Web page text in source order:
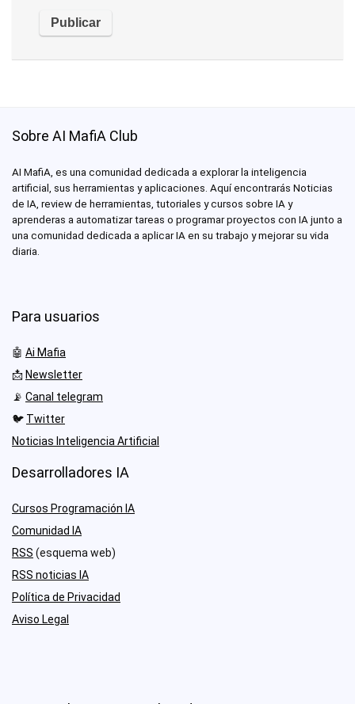
Sobre AI MafiA Club
AI MafiA, es una comunidad dedicada a explorar la inteligencia
artificial, sus herramientas y aplicaciones. Aquí encontrarás Noticias
de IA, review de herramientas, tutoriales y cursos sobre IA y
aprenderas a automatizar tareas o programar proyectos con IA junto a
una comunidad dedicada a aplicar IA en su trabajo y mejorar su vida
diaria.
Para usuarios
🤖 Ai Mafia
📩 Newsletter
📡 Canal telegram
🐦 Twitter
Noticias Inteligencia Artificial
Desarrolladores IA
Cursos Programación IA
Comunidad IA
RSS (esquema web)
RSS noticias IA
Política de Privacidad
Aviso Legal